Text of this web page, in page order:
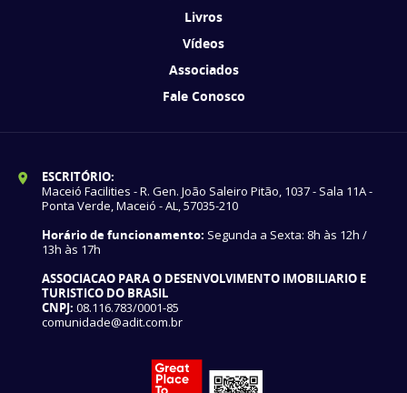
Livros
Vídeos
Associados
Fale Conosco
ESCRITÓRIO:
Maceió Facilities - R. Gen. João Saleiro Pitão, 1037 - Sala 11A -
Ponta Verde, Maceió - AL, 57035-210
Horário de funcionamento: Segunda a Sexta: 8h às 12h /
13h às 17h
ASSOCIACAO PARA O DESENVOLVIMENTO IMOBILIARIO E
TURISTICO DO BRASIL
CNPJ: 08.116.783/0001-85
comunidade@adit.com.br